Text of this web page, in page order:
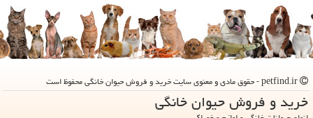
خرید و فروش حیوان خانگی